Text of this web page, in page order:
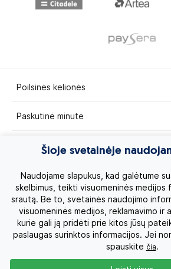
Poilsinės kelionės
Paskutinė minutė
Egzotinės kelionės
Kruizai
Kelionės po Lietuvą
Apie mus
Privatumo politika
Šioje svetainėje
Naudojame slapukus, kad galėtume
skelbimus, teikti visuomeninės medijos
srautą. Be to, svetainės naudojimo
visuomeninės medijos, reklamavimo ir
kurie gali ją pridėti prie kitos jūsų
paslaugas surinktos informacijos. Jei
spauskite čia.